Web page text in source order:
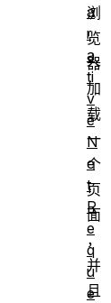
浏
览
器
加
载
一
个
页
面
，
并
且
a
r
a
ti
v
e
N
e
t
R
e
q
u
e